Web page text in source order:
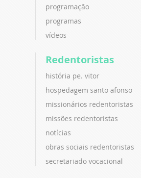
programação
programas
vídeos
Redentoristas
história pe. vitor
hospedagem santo afonso
missionários redentoristas
missões redentoristas
notícias
obras sociais redentoristas
secretariado vocacional